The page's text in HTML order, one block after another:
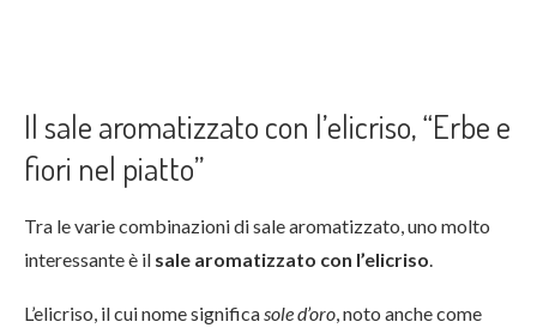
Il sale aromatizzato con l’elicriso, “Erbe e
fiori nel piatto”
Tra le varie combinazioni di sale aromatizzato, uno molto
interessante è il sale aromatizzato con l’elicriso
L’elicriso, il cui nome significa sole d’oro , noto anche come